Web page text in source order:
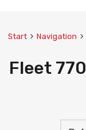
Start Navigation
Fleet 770